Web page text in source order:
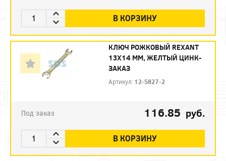
В КОРЗИНУ
КЛЮЧ РОЖКОВЫЙ REXANT
13Х14 ММ, ЖЕЛТЫЙ ЦИНК-
ЗАКАЗ
Артикул: 12-5827-2
Под заказ 116.85 руб.
В КОРЗИНУ